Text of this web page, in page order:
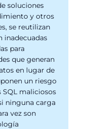
soluciones
y otros
se reutilizan
inadecuadas
para
que generan
en lugar de
un riesgo
SQL maliciosos
ninguna carga
vez son